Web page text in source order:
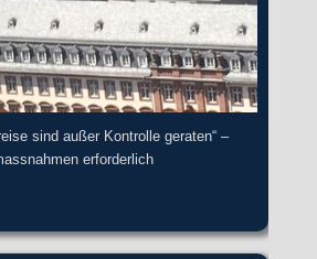
sind außer Kontrolle geraten“ –
erforderlich